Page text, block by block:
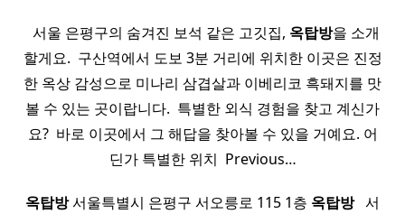
​ ​ 서울 은평구의 숨겨진 보석 같은 고깃집, 옥탑방을 소개
할게요. ​ 구산역에서 도보 3분 거리에 위치한 이곳은 진정
한 옥상 감성으로 미나리 삼겹살과 이베리코 흑돼지를 맛
볼 수 있는 곳이랍니다. ​ 특별한 외식 경험을 찾고 계신가
요? ​ 바로 이곳에서 그 해답을 찾아볼 수 있을 거예요. 어
딘가 특별한 위치 ​ Previous…
옥탑방서울특별시 은평구 서오릉로 115 1층 옥탑방​ ​ 서